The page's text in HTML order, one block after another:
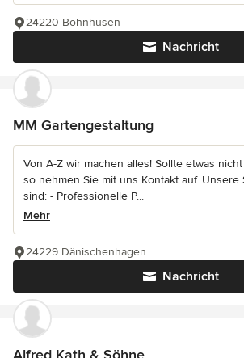
Nachricht
24220 Böhnhusen
MM Gartengestaltung
Von A-Z wir machen alles! Sollte etwas
so nehmen Sie mit uns Kontakt auf. Unsere
sind: - Professionelle P...
Mehr
Nachricht
24229 Dänischenhagen